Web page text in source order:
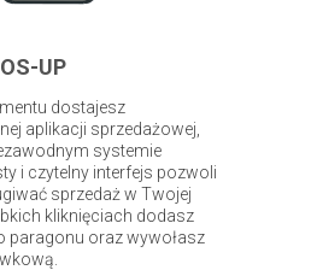
UP
dostajesz
aplikacji sprzedażowej,
systemie
i czytelny interfejs pozwoli
sprzedaż w Twojej
kliknięciach dodasz
paragonu oraz wywołasz